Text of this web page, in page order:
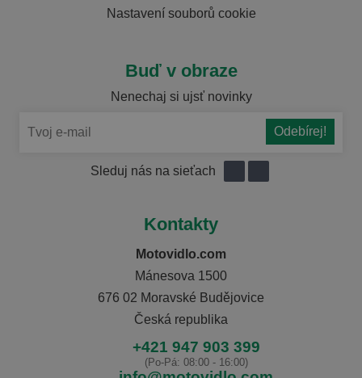
Nastavení souborů cookie
Buď v obraze
Nenechaj si ujsť novinky
Sleduj nás na sieťach
Kontakty
Motovidlo.com
Mánesova 1500
676 02 Moravské Budějovice
Česká republika
+421 947 903 399
(Po-Pá: 08:00 - 16:00)